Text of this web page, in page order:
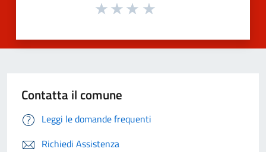
Contatta il comune
Leggi le domande frequenti
Richiedi Assistenza